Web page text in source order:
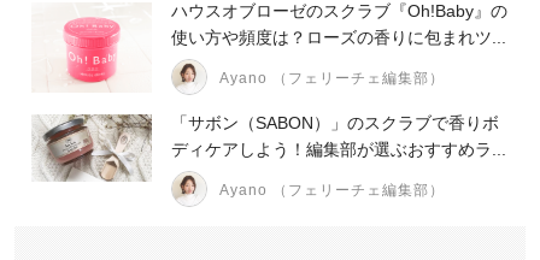
ハウスオブローゼのスクラブ『Oh!Baby』の
使い方や頻度は？ローズの香りに包まれツ...
Ayano （フェリーチェ編集部）
「サボン（SABON）」のスクラブで香りボ
ディケアしよう！編集部が選ぶおすすめラ...
Ayano （フェリーチェ編集部）